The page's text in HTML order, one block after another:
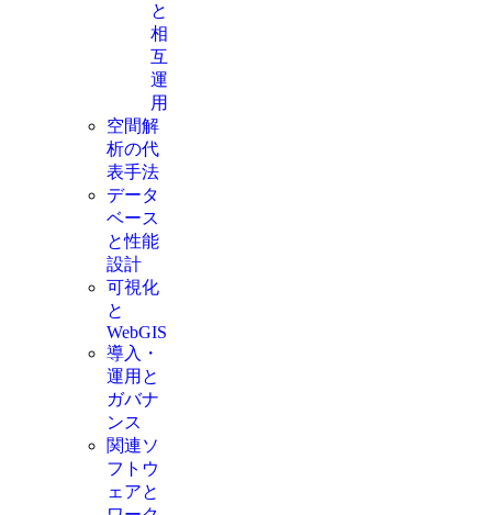
と
相
互
運
用
空間解
析の代
表手法
データ
ベース
と性能
設計
可視化
と
WebGIS
導入・
運用と
ガバナ
ンス
関連ソ
フトウ
ェアと